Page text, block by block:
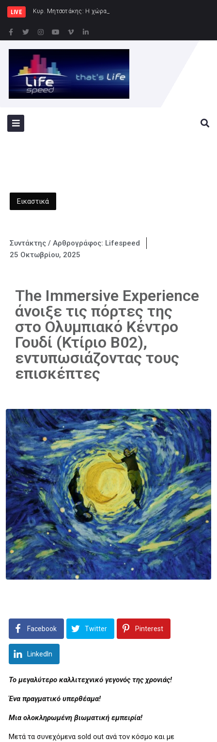
LIVE Κυρ. Μητσοτάκης: Η χώρα δεν μπορεί να είναι άλλο
Εικαστικά
Συντάκτης / Αρθρογράφος: Lifespeed
25 Οκτωβρίου, 2025
The Immersive Experience
άνοιξε τις πόρτες της
στο Ολυμπιακό Κέντρο
Γουδί (Κτίριο Β02),
εντυπωσιάζοντας τους
επισκέπτες
Facebook Twitter Pinterest
LinkedIn
Το μεγαλύτερο καλλιτεχνικό γεγονός της χρονιάς!
Ένα πραγματικό υπερθέαμα!
Μια ολοκληρωμένη βιωματική εμπειρία!
Μετά τα συνεχόμενα sold out ανά τον κόσμο και με